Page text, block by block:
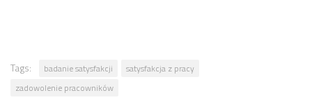
Tags: badanie satysfakcji
satysfakcja z pracy
zadowolenie pracowników